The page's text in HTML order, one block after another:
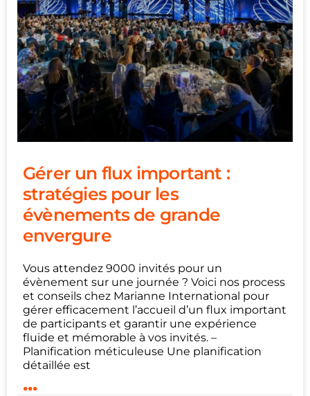
Gérer un flux important :
stratégies pour les
évènements de grande
envergure
Vous attendez 9000 invités pour un
évènement sur une journée ? Voici nos process
et conseils chez Marianne International pour
gérer efficacement l’accueil d’un flux important
de participants et garantir une expérience
fluide et mémorable à vos invités. –
Planification méticuleuse Une planification
détaillée est
...